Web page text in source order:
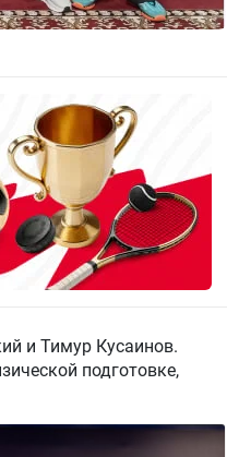
и Тимур Кусаинов.
подготовке,